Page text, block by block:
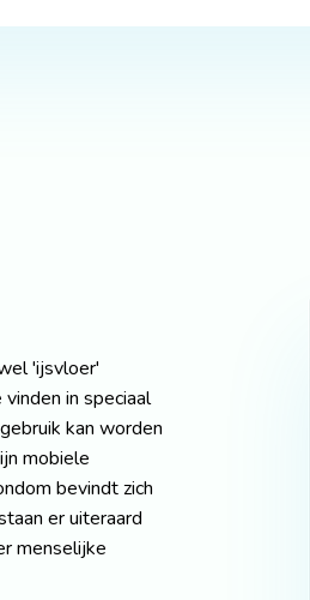
'ijsvloer'
in speciaal
kan worden
mobiele
bevindt zich
er uiteraard
menselijke